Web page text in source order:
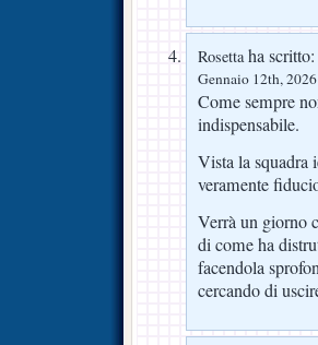
Rosettaha scritto:
Gennaio 12th,
Come sempre
indispensabile.
Vista la squadra
veramente
Verrà un giorno
di come ha
facendola
cercando di